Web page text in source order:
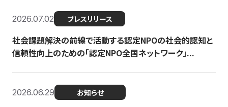
2026.07.02 プレスリリース
社会課題解決の前線で活動する認定NPOの社会的認知と
信頼性向上のための「認定NPO全国ネットワーク」...
2026.06.29 お知らせ